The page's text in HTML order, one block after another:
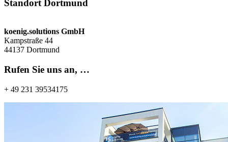
Standort Dortmund
koenig.solutions GmbH
Kampstraße 44
44137 Dortmund
Rufen Sie uns an, …
+ 49 231 39534175